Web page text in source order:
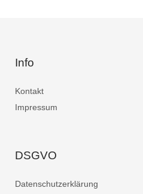
Info
Kontakt
Impressum
DSGVO
Datenschutzerklärung